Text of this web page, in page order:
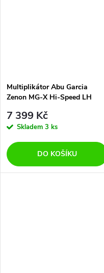
Multiplikátor Abu Garcia
Zenon MG-X Hi-Speed LH
7 399 Kč
Skladem 3 ks
DO KOŠÍKU